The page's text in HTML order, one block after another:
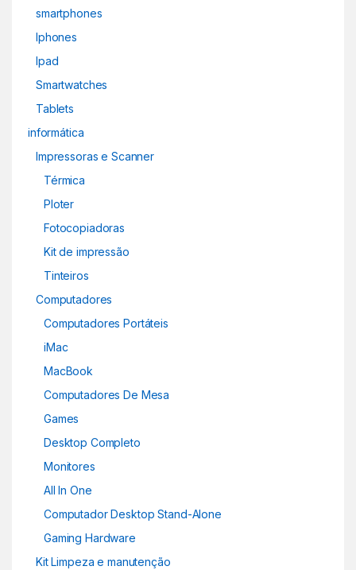
smartphones
Iphones
Ipad
Smartwatches
Tablets
informática
Impressoras e Scanner
Térmica
Ploter
Fotocopiadoras
Kit de impressão
Tinteiros
Computadores
Computadores Portáteis
iMac
MacBook
Computadores De Mesa
Games
Desktop Completo
Monitores
All In One
Computador Desktop Stand-Alone
Gaming Hardware
Kit Limpeza e manutenção